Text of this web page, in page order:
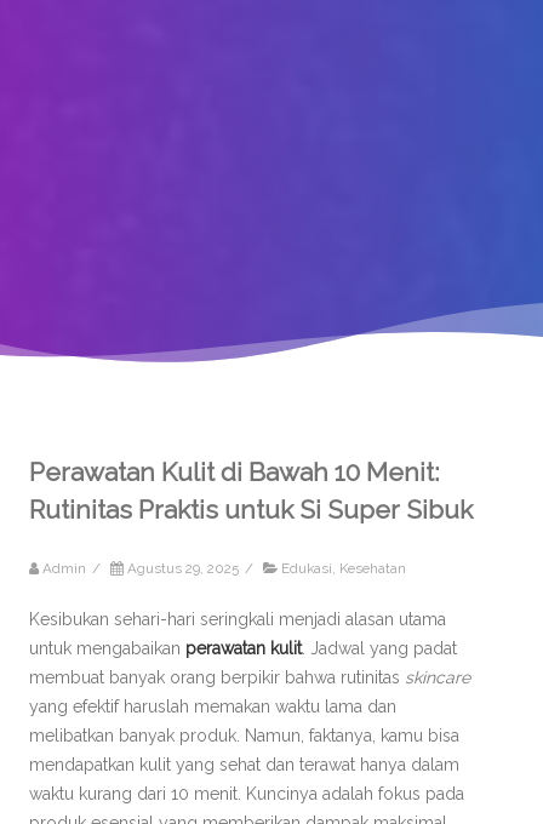
Perawatan Kulit di Bawah 10 Menit:
Rutinitas Praktis untuk Si Super Sibuk
Admin / Agustus 29, 2025 / Edukasi, Kesehatan
Kesibukan sehari-hari seringkali menjadi alasan utama
untuk mengabaikan perawatan kulit. Jadwal yang padat
membuat banyak orang berpikir bahwa rutinitas skincare
yang efektif haruslah memakan waktu lama dan
melibatkan banyak produk. Namun, faktanya, kamu bisa
mendapatkan kulit yang sehat dan terawat hanya dalam
waktu kurang dari 10 menit. Kuncinya adalah fokus pada